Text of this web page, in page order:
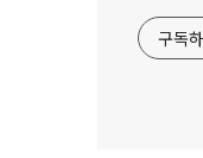
구독